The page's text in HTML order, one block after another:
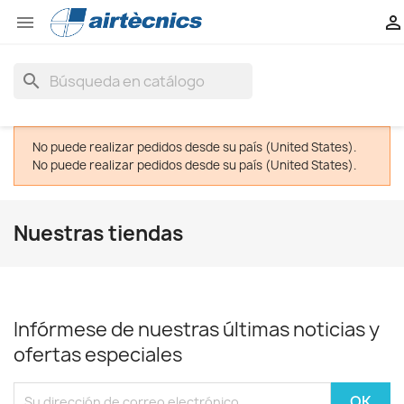
 
search
No puede realizar pedidos desde su país (United States).
No puede realizar pedidos desde su país (United States).
Nuestras tiendas
Infórmese de nuestras últimas noticias y
ofertas especiales